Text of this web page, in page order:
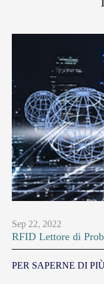
Sep 22, 2022
RFID Lettore di
PER SAPERNE DI PIÙ